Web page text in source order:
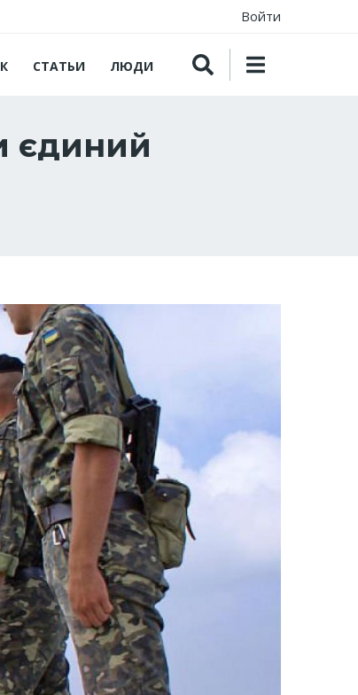
Войти
СТАТЬИ ЛЮДИ
єдиний